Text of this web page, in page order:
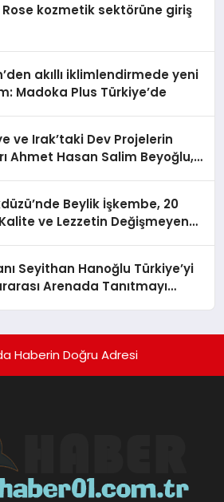
Rose kozmetik sektörüne giriş
akıllı iklimlendirmede yeni
Madoka Plus Türkiye’de
ve Irak’taki Dev Projelerin
Ahmet Hasan Salim Beyoğlu,
GeçirecekBeylik İşkembe, 20
Kalite ve Lezzetin Değişmeyen
Seyithan Hanoğlu Türkiye’yi
Arenada Tanıtmayı
Haberin Doğru Adresi